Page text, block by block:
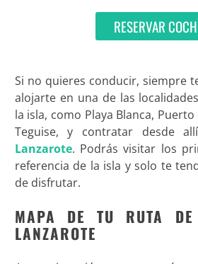
RESERVAR
Si no quieres conducir, siempre
alojarte en una de las
la isla, como Playa Blanca,
Teguise, y contratar desde
Lanzarote. Podrás visitar los
referencia de la isla y solo te
de disfrutar.
MAPA DE TU RUTA
LANZAROTE